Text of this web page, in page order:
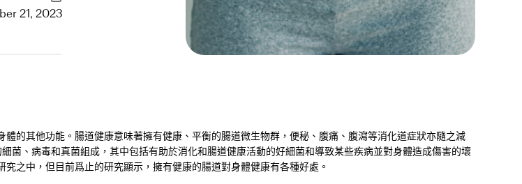
21, 2023
的其他功能。腸道健康意味著擁有健康、平衡的腸道微生物群，便秘、腹痛、腹瀉等消化道症狀亦隨之減
菌、病毒和真菌組成，其中包括有助於消化和腸道健康活動的好細菌和導致某些疾病並對身體造成傷害的壞
之中，但目前爲止的研究顯示，擁有健康的腸道對身體健康有各種好處。